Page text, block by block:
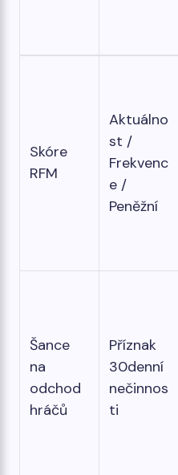
Skóre
RFM
Aktuálno
st /
Frekvenc
e /
Peněžní
Šance
na
odchod
hráčů
Příznak
30denní
nečinnos
ti